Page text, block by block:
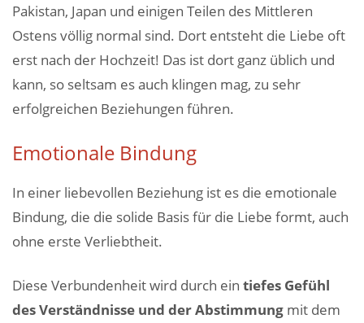
Pakistan, Japan und einigen Teilen des Mittleren
Ostens völlig normal sind. Dort entsteht die Liebe oft
erst nach der Hochzeit! Das ist dort ganz üblich und
kann, so seltsam es auch klingen mag, zu sehr
erfolgreichen Beziehungen führen.
Emotionale Bindung
In einer liebevollen Beziehung ist es die emotionale
Bindung, die die solide Basis für die Liebe formt, auch
ohne erste Verliebtheit.
Diese Verbundenheit wird durch ein tiefes Gefühl
des Verständnisse und der Abstimmung mit dem